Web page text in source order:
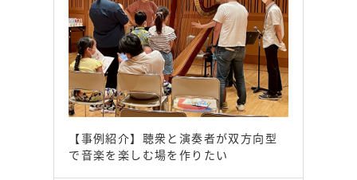
【事例紹介】聴衆と演奏者が双方向型
で音楽を楽しむ場を作りたい